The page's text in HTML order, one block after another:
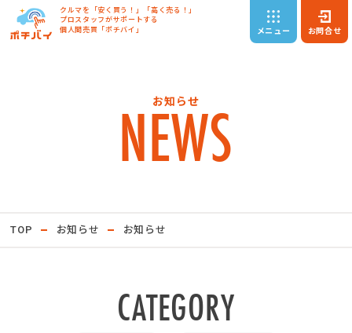
クルマを「安く買う！」「高く売る！」
プロスタッフがサポートする
個人間売買「ポチバイ」 メニュー お問合せ
お知らせ
NEWS
TOP お知らせ お知らせ
CATEGORY